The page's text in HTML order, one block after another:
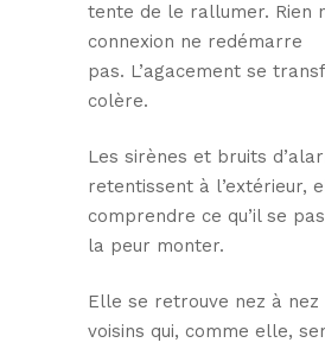
tente de le rallumer. Rien
connexion ne redémarre
pas. L’agacement se
colère.
Les sirènes et bruits
retentissent à l’extérieur,
comprendre ce qu’il se
la peur monter.
Elle se retrouve nez à nez
voisins qui, comme elle,